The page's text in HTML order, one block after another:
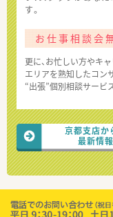
す。
お仕事相談会
更に、お忙しい方やキ
エリアを熟知したコン
“出張”個別相談サービ
京都支店か
最新情報